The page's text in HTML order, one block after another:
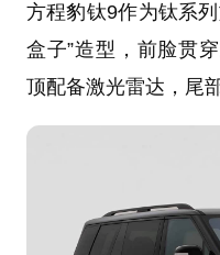
方程豹钛9作为钛系
盒子”造型，前脸贯
顶配备激光雷达，尾